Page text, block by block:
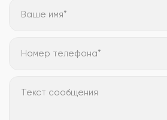
Ваше имя*
Номер телефона*
Текст сообщения